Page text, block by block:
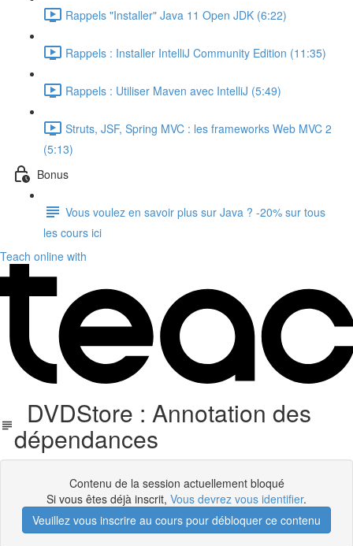
Rappels "Installer" Java 11 Open JDK (6:22)
Rappels : Installer IntelliJ Community Edition (11:35)
Rappels : Utiliser Maven avec IntelliJ (5:49)
Struts, JSF, Spring MVC : les frameworks Web MVC 2
(5:13)
Bonus
Vous voulez en savoir plus sur Java ? -20% sur tous
les cours ici
Teach online with
DVDStore : Annotation des
dépendances
Contenu de la session actuellement bloqué
Si vous êtes déjà inscrit, Vous devrez vous identifier.
Veuillez vous inscrire au cours pour débloquer ce contenu